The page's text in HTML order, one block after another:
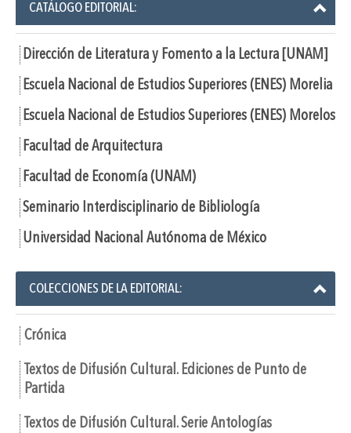
CATÁLOGO EDITORIAL:
Dirección de Literatura y Fomento a la Lectura [UNAM]
Escuela Nacional de Estudios Superiores (ENES) Morelia
Escuela Nacional de Estudios Superiores (ENES) Morelos
Facultad de Arquitectura
Facultad de Economía (UNAM)
Seminario Interdisciplinario de Bibliología
Universidad Nacional Autónoma de México
COLECCIONES DE LA EDITORIAL:
Crónica
Textos de Difusión Cultural. Ediciones de Punto de
Partida
Textos de Difusión Cultural. Serie Antologías